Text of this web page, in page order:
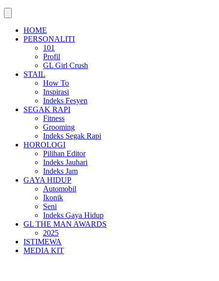
HOME
PERSONALITI
101
Profil
GL Girl Crush
STAIL
How To
Inspirasi
Indeks Fesyen
SEGAK RAPI
Fitness
Grooming
Indeks Segak Rapi
HOROLOGI
Pilihan Editor
Indeks Jauhari
Indeks Jam
GAYA HIDUP
Automobil
Ikonik
Seni
Indeks Gaya Hidup
GL THE MAN AWARDS
2025
ISTIMEWA
MEDIA KIT